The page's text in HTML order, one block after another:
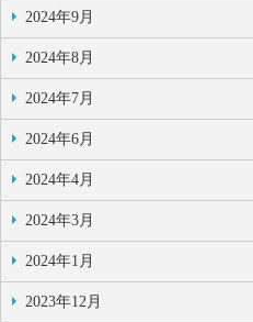
2024年9月
2024年8月
2024年7月
2024年6月
2024年4月
2024年3月
2024年1月
2023年12月